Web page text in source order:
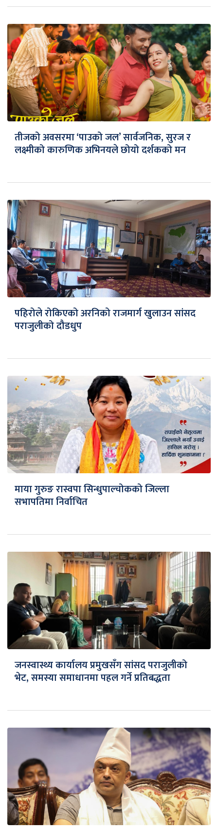
तीजको अवसरमा ‘पाउको जल’ सार्वजनिक, सुरज र
लक्ष्मीको कारुणिक अभिनयले छोयो दर्शकको मन
पहिरोले रोकिएको अरनिको राजमार्ग खुलाउन सांसद
पराजुलीको दौडधुप
माया गुरुङ रास्वपा सिन्धुपाल्चोकको जिल्ला
सभापतिमा निर्वाचित
जनस्वास्थ्य कार्यालय प्रमुखसँग सांसद पराजुलीको
भेट, समस्या समाधानमा पहल गर्ने प्रतिबद्धता